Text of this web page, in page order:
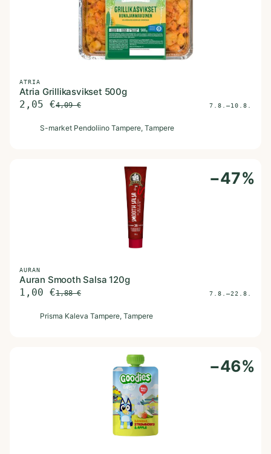
ATRIA
Atria Grillikasvikset 500g
2,05 €4,09€ 7.8.–10.8.
S-market Pendoliino Tampere, Tampere
−47%
AURAN
Auran Smooth Salsa 120g
1,00 €1,88€ 7.8.–22.8.
Prisma Kaleva Tampere, Tampere
−46%